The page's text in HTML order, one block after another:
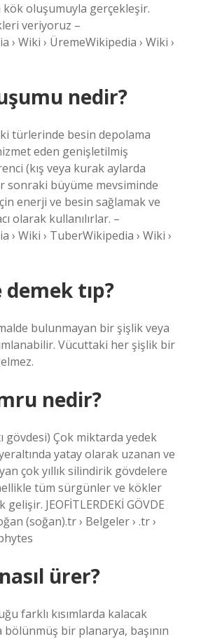
kök oluşumuyla gerçekleşir.
veriyoruz –
› Wiki › ÜremeWikipedia › Wiki ›
nedir?
türlerinde besin depolama
eden genişletilmiş
(kış veya kurak aylarda
sonraki büyüme mevsiminde
enerji ve besin sağlamak ve
olarak kullanılırlar. –
› Wiki › TuberWikipedia › Wiki ›
tıp?
bulunmayan bir şişlik veya
Vücuttaki her şişlik bir
nedir?
gövdesi) Çok miktarda yedek
yatay olarak uzanan ve
çok yıllık silindirik gövdelere
tüm sürgünler ve kökler
JEOFİTLERDEKİ GÖVDE
(soğan).tr › Belgeler › .tr ›
ürer?
farklı kısımlarda kalacak
bir planarya, başının